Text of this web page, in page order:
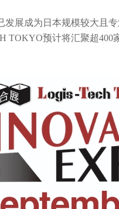
发展成为日本规模较大且
TOKYO预计将汇聚超